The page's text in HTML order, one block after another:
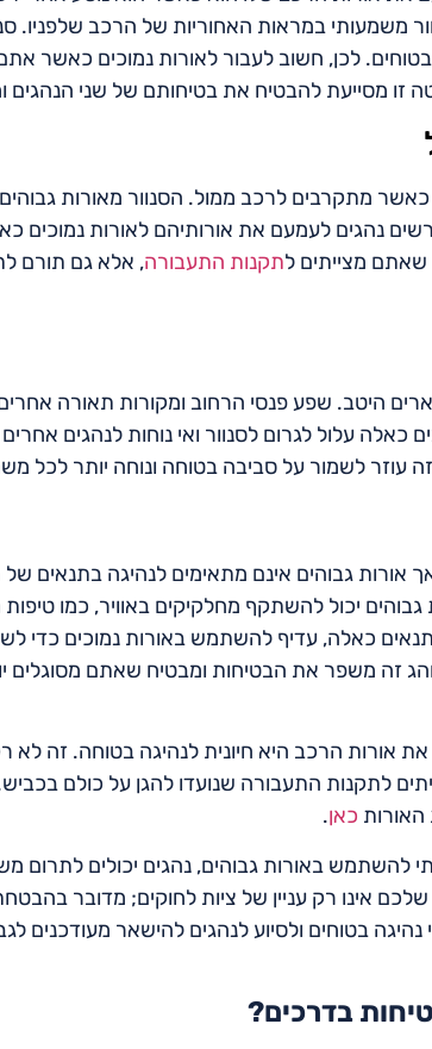
משמעותי במראות האחוריות של הרכב שלפניו.
מסייעת להבטיח את בטיחותם של שני הנהגים
מתקרבים לרכב ממול. הסנוור מאורות גבוהים
נהגים לעמעם את אורותיהם לאורות נמוכים
תקנות התעבורה, אלא גם תורם
מוארים היטב. שפע פנסי הרחוב ומקורות תאורה
עלול לגרום לסנוור ואי נוחות לנהגים אחרים
עוזר לשמור על סביבה בטוחה ונוחה יותר לכל
אורות גבוהים אינם מתאימים לנהיגה בתנאים
יכול להשתקף מחלקיקים באוויר, כמו טיפות
כאלה, עדיף להשתמש באורות נמוכים כדי
זה משפר את הבטיחות ומבטיח שאתם מסוגלים
הרכב היא חיונית לנהיגה בטוחה. זה לא
לתקנות התעבורה שנועדו להגן על כולם
האורות כאן.
להשתמש באורות גבוהים, נהגים יכולים לתרום
שלכם אינו רק עניין של ציות לחוקים; מדובר
בטוחים ולסיוע לנהגים להישאר מעודכנים
בדרכים?